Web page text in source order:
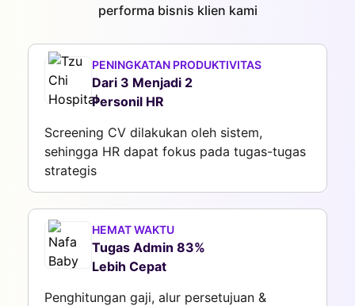
performa bisnis klien kami
PENINGKATAN PRODUKTIVITAS
Dari 3 Menjadi 2
Personil HR
Screening CV dilakukan oleh sistem,
sehingga HR dapat fokus pada tugas-tugas
strategis
HEMAT WAKTU
Tugas Admin 83%
Lebih Cepat
Penghitungan gaji, alur persetujuan &